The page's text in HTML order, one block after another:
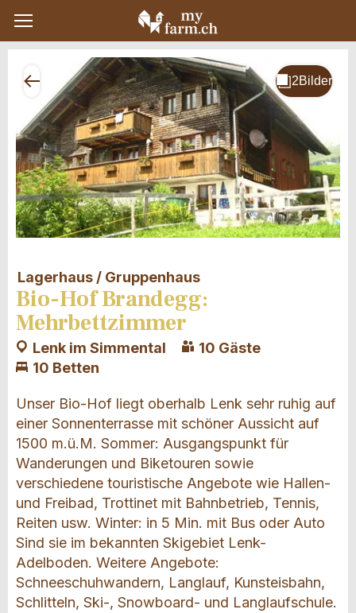
Lagerhaus / Gruppenhaus
Bio-Hof Brandegg:
Mehrbettzimmer
Lenk im Simmental
10 Gäste
10 Betten
Unser Bio-Hof liegt oberhalb Lenk sehr ruhig auf
einer Sonnenterrasse mit schöner Aussicht auf
1500 m.ü.M. Sommer: Ausgangspunkt für
Wanderungen und Biketouren sowie
verschiedene touristische Angebote wie Hallen-
und Freibad, Trottinet mit Bahnbetrieb, Tennis,
Reiten usw. Winter: in 5 Min. mit Bus oder Auto
Sind sie im bekannten Skigebiet Lenk-
Adelboden. Weitere Angebote:
Schneeschuhwandern, Langlauf, Kunsteisbahn,
Schlitteln, Ski-, Snowboard- und Langlaufschule.